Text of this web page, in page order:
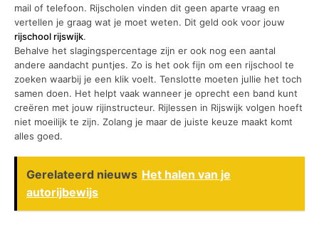
mail of telefoon. Rijscholen vinden dit geen aparte vraag en
vertellen je graag wat je moet weten. Dit geld ook voor jouw
rijschool rijswijk.
Behalve het slagingspercentage zijn er ook nog een aantal
andere aandacht puntjes. Zo is het ook fijn om een rijschool te
zoeken waarbij je een klik voelt. Tenslotte moeten jullie het toch
samen doen. Het helpt vaak wanneer je oprecht een band kunt
creëren met jouw rijinstructeur. Rijlessen in Rijswijk volgen hoeft
niet moeilijk te zijn. Zolang je maar de juiste keuze maakt komt
alles goed.
Gerelateerd nieuws Het halen van je
autorijbewijs